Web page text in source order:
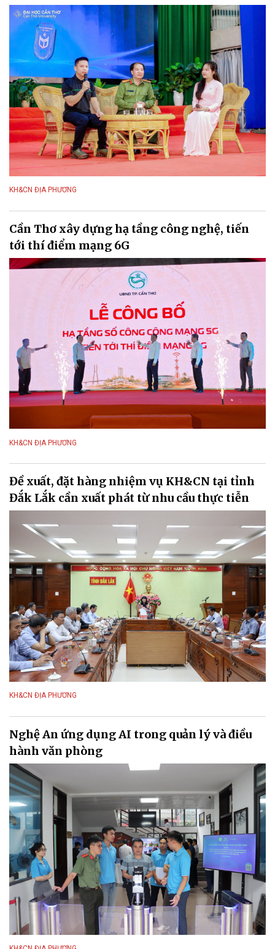
KH&CN ĐỊA PHƯƠNG
Cần Thơ xây dựng hạ tầng công nghệ, tiến
tới thí điểm mạng 6G
KH&CN ĐỊA PHƯƠNG
Đề xuất, đặt hàng nhiệm vụ KH&CN tại tỉnh
Đắk Lắk cần xuất phát từ nhu cầu thực tiễn
KH&CN ĐỊA PHƯƠNG
Nghệ An ứng dụng AI trong quản lý và điều
hành văn phòng